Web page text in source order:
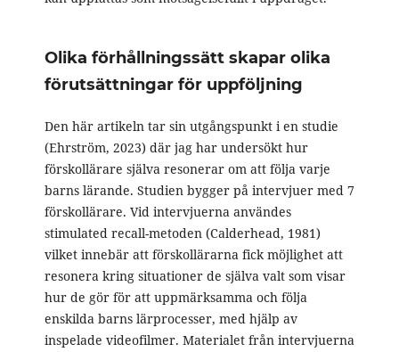
Olika förhållningssätt skapar olika
förutsättningar för uppföljning
Den här artikeln tar sin utgångspunkt i en studie
(Ehrström, 2023) där jag har undersökt hur
förskollärare själva resonerar om att följa varje
barns lärande. Studien bygger på intervjuer med 7
förskollärare. Vid intervjuerna användes
stimulated recall-metoden (Calderhead, 1981)
vilket innebär att förskollärarna fick möjlighet att
resonera kring situationer de själva valt som visar
hur de gör för att uppmärksamma och följa
enskilda barns lärprocesser, med hjälp av
inspelade videofilmer. Materialet från intervjuerna